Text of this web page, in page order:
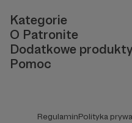
Kategorie
O Patronite
Dodatkowe produkty
Pomoc
RegulaminPolityka